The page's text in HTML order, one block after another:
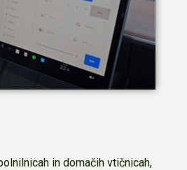
in domačih vtičnicah,